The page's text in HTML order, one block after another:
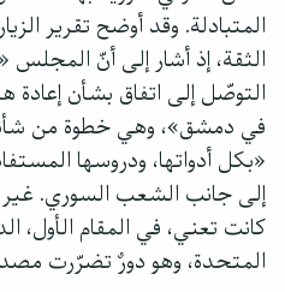
المتبادلة. وقد أوضح تقرير
الثقة، إذ أشار إلى أنّ
التوصّل إلى اتفاق بشأن
في دمشق»، وهي خطوة من
«بكل أدواتها، ودروسها
إلى جانب الشعب السوري. غير
كانت تعني، في المقام الأول،
المتحدة، وهو دورٌ تضرّرت